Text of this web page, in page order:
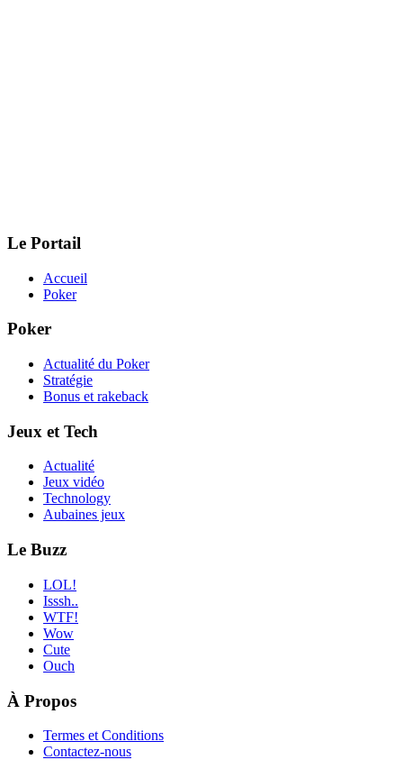
Le Portail
Accueil
Poker
Poker
Actualité du Poker
Stratégie
Bonus et rakeback
Jeux et Tech
Actualité
Jeux vidéo
Technology
Aubaines jeux
Le Buzz
LOL!
Isssh..
WTF!
Wow
Cute
Ouch
À Propos
Termes et Conditions
Contactez-nous